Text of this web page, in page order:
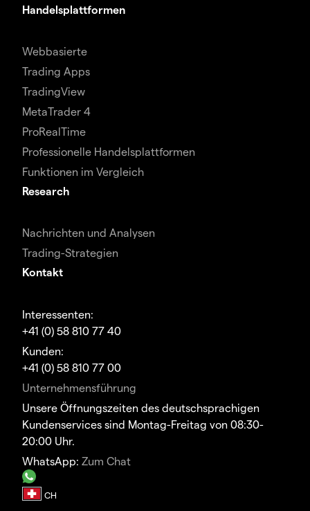
Handelsplattformen
Webbasierte
Trading Apps
TradingView
MetaTrader 4
ProRealTime
Professionelle Handelsplattformen
Funktionen im Vergleich
Research
Nachrichten und Analysen
Trading-Strategien
Kontakt
Interessenten:
+41 (0) 58 810 77 40
Kunden:
+41 (0) 58 810 77 00
Unternehmensführung
Unsere Öffnungszeiten des deutschsprachigen
Kundenservices sind Montag-Freitag von 08:30-
20:00 Uhr.
WhatsApp: Zum Chat